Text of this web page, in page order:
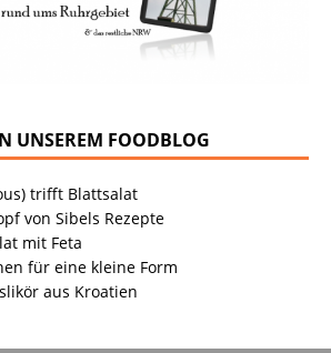
UNSEREM FOODBLOG
trifft Blattsalat
von Sibels Rezepte
mit Feta
für eine kleine Form
aus Kroatien